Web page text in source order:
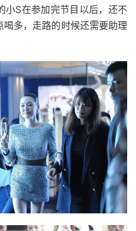
小S在参加完节目以后，还不
多，走路的时候还需要助理